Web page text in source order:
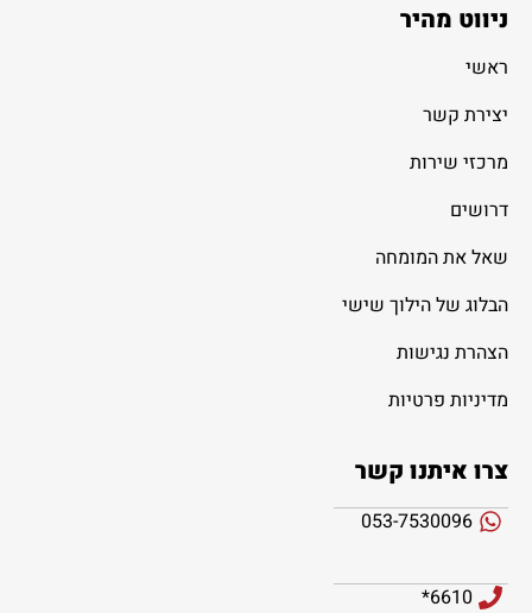
ניווט מהיר
ראשי
יצירת קשר
מרכזי שירות
דרושים
שאל את המומחה
הבלוג של הילוך שישי
הצהרת נגישות
מדיניות פרטיות
צרו איתנו קשר
053-7530096
6610*